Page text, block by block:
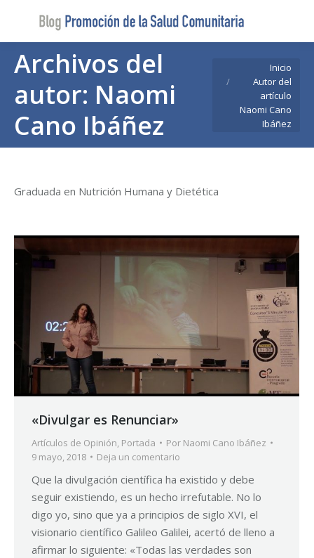
Archivos del
autor: Naomi
Cano Ibáñez
Inicio
Autor del
artículo
Naomi Cano
Ibáñez
Graduada en Nutrición Humana y Dietética
«Divulgar es Renunciar»
Artículos de Opinión, Portada Por Naomi Cano Ibáñez
9 mayo, 2018
Deja un comentario
Que la divulgación científica ha existido y debe
seguir existiendo, es un hecho irrefutable. No lo
digo yo, sino que ya a principios de siglo XVI, el
visionario científico Galileo Galilei, acertó de lleno a
afirmar lo siguiente: «Todas las verdades son